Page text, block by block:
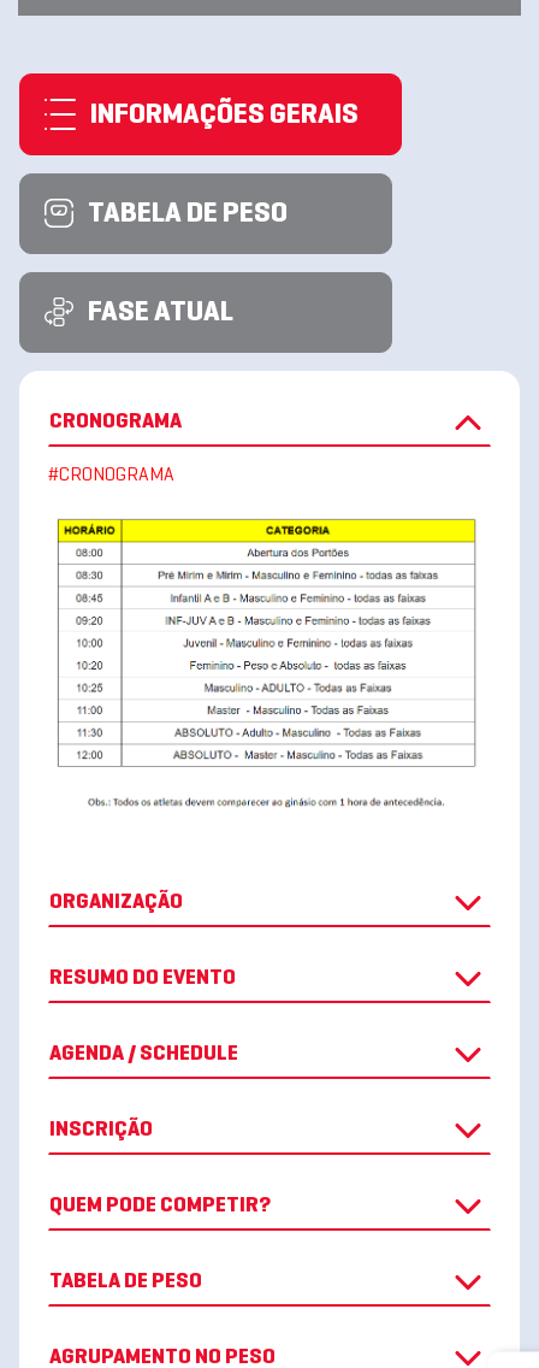
INFORMAÇÕES GERAIS
TABELA DE PESO
FASE ATUAL
CRONOGRAMA
#CRONOGRAMA
ORGANIZAÇÃO
RESUMO DO EVENTO
AGENDA / SCHEDULE
INSCRIÇÃO
QUEM PODE COMPETIR?
TABELA DE PESO
AGRUPAMENTO NO PESO